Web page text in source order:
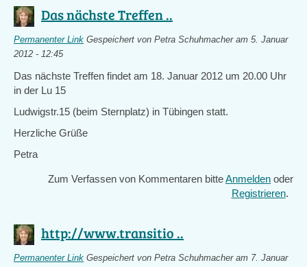
Das nächste Treffen ..
Permanenter Link Gespeichert von Petra Schuhmacheram 5. Januar
2012 - 12:45
Das nächste Treffen findet am 18. Januar 2012 um 20.00 Uhr
in der Lu 15
Ludwigstr.15 (beim Sternplatz) in Tübingen statt.
Herzliche Grüße
Petra
Zum Verfassen von Kommentaren bitteAnmelden oder
Registrieren.
http://www.transitio ..
Permanenter Link Gespeichert von Petra Schuhmacheram 7. Januar